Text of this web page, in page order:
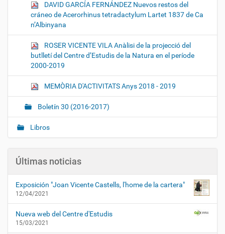
DAVID GARCÍA FERNÁNDEZ Nuevos restos del
cráneo de Acerorhinus tetradactylum Lartet 1837 de Ca
n’Albinyana
ROSER VICENTE VILA Anàlisi de la projecció del
butlletí del Centre d’Estudis de la Natura en el període
2000-2019
MEMÒRIA D'ACTIVITATS Anys 2018 - 2019
Boletín 30 (2016-2017)
Libros
Últimas noticias
Exposición "Joan Vicente Castells, l'home de la cartera"
12/04/2021
Nueva web del Centre d'Estudis
15/03/2021